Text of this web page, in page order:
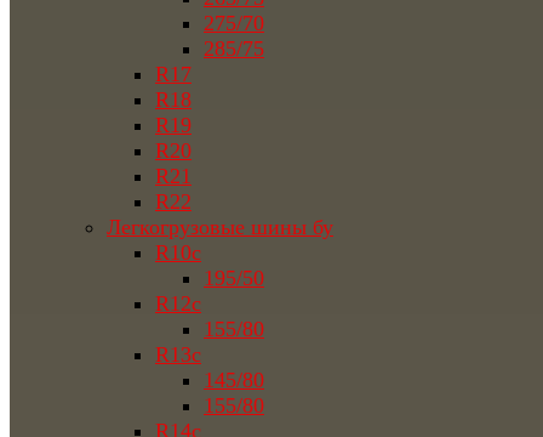
275/70
285/75
R17
R18
R19
R20
R21
R22
Легкогрузовые шины бу
R10c
195/50
R12c
155/80
R13c
145/80
155/80
R14c